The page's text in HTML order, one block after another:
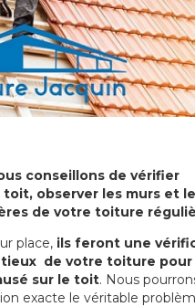
conseillons de vérifier
observer les murs et
de votre toiture
place, ils feront une
de votre toiture pour
sur le toit. Nous
exacte le véritable